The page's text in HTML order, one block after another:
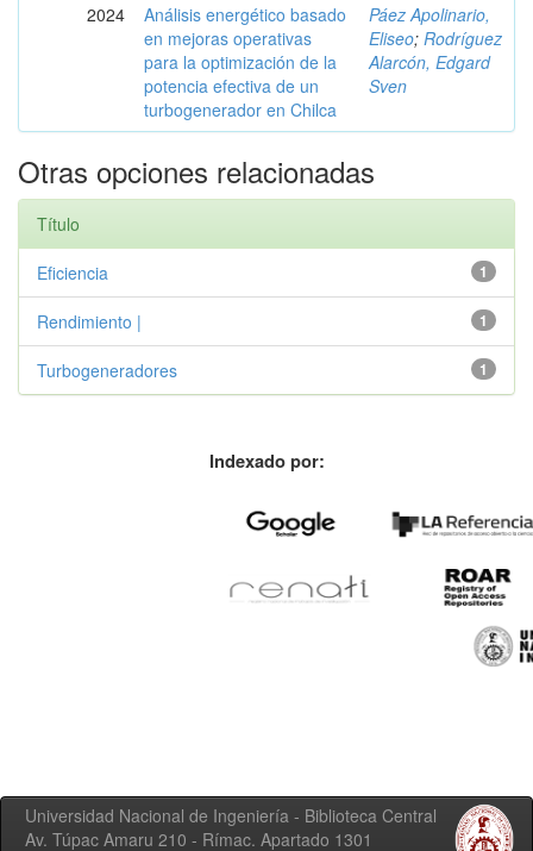
2024
Análisis energético basado
en mejoras operativas
para la optimización de la
potencia efectiva de un
turbogenerador en Chilca
Páez Apolinario,
Eliseo; Rodríguez
Alarcón, Edgard
Sven
Otras opciones relacionadas
Título
1
Eficiencia
1
Rendimiento |
1
Turbogeneradores
Indexado por:
Universidad Nacional de Ingeniería - Biblioteca Central
Av. Túpac Amaru 210 - Rímac. Apartado 1301